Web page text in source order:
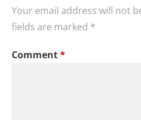
Your email address will not
fields are marked *
Comment*